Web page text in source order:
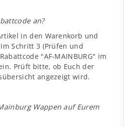
an?
in den Warenkorb und
Schritt 3 (Prüfen und
"AF-MAINBURG" im
Prüft bitte, ob Euch der
angezeigt wird.
Wappen auf Eurem